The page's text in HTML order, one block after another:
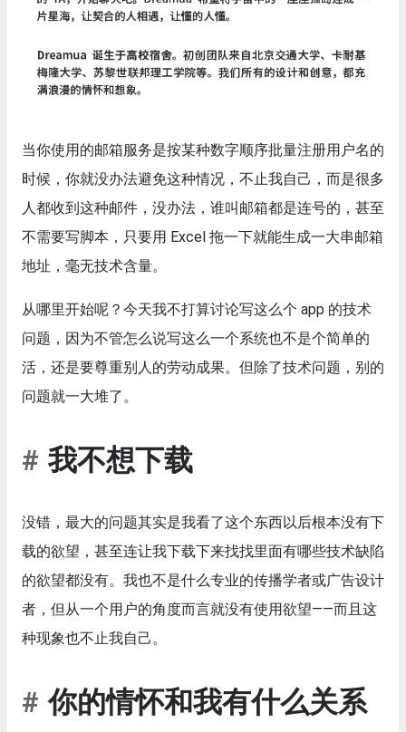
当你使用的邮箱服务是按某种数字顺序批量注册用户名的
时候，你就没办法避免这种情况，不止我自己，而是很多
人都收到这种邮件，没办法，谁叫邮箱都是连号的，甚至
不需要写脚本，只要用 Excel 拖一下就能生成一大串邮箱
地址，毫无技术含量。
从哪里开始呢？今天我不打算讨论写这么个 app 的技术
问题，因为不管怎么说写这么一个系统也不是个简单的
活，还是要尊重别人的劳动成果。但除了技术问题，别的
问题就一大堆了。
我不想下载
没错，最大的问题其实是我看了这个东西以后根本没有下
载的欲望，甚至连让我下载下来找找里面有哪些技术缺陷
的欲望都没有。我也不是什么专业的传播学者或广告设计
者，但从一个用户的角度而言就没有使用欲望——而且这
种现象也不止我自己。
你的情怀和我有什么关系